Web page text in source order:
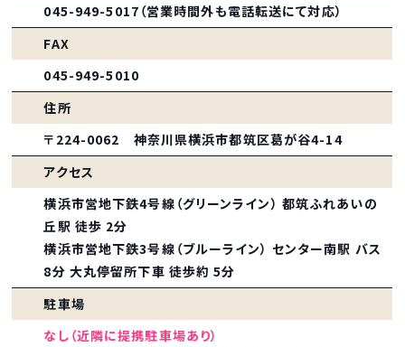
045-949-5017（営業時間外も電話転送にて対応）
FAX
045-949-5010
住所
〒224-0062 神奈川県横浜市都筑区葛が谷4-14
アクセス
横浜市営地下鉄4号線（グリーンライン） 都筑ふれあいの
丘駅 徒歩 2分
横浜市営地下鉄3号線（ブルーライン） センター南駅 バス
8分 大丸停留所下車 徒歩約 5分
駐車場
なし（近隣に提携駐車場あり）